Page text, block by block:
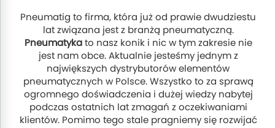
Pneumatig to firma, która już od prawie dwudziestu
lat związana jest z branżą pneumatyczną.
Pneumatykato nasz konik i nic w tym zakresie nie
jest nam obce. Aktualnie jesteśmy jednym z
największych dystrybutorów elementów
pneumatycznych w Polsce. Wszystko to za sprawą
ogromnego doświadczenia i dużej wiedzy nabytej
podczas ostatnich lat zmagań z oczekiwaniami
klientów. Pomimo tego stale pragniemy się rozwijać